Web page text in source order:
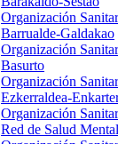
Organización
Barrualde-Galdakao
Organización
Basurto
Organización
Ezkerraldea-
Organización
Red de Salud